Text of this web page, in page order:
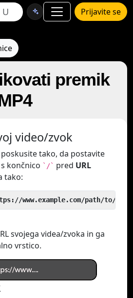
Prijavite se
premik
video/zvok
tako, da postavite
končnico `/` pred URL
tako:
www.example.com/path/to/
svojega videa/zvoka in ga
vrstico.